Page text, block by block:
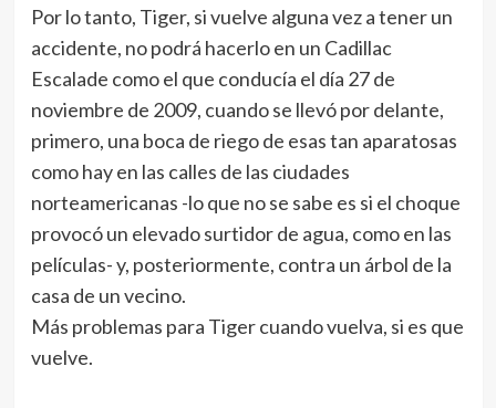
Por lo tanto, Tiger, si vuelve alguna vez a tener un
accidente, no podrá hacerlo en un Cadillac
Escalade como el que conducía el día 27 de
noviembre de 2009, cuando se llevó por delante,
primero, una boca de riego de esas tan aparatosas
como hay en las calles de las ciudades
norteamericanas -lo que no se sabe es si el choque
provocó un elevado surtidor de agua, como en las
películas- y, posteriormente, contra un árbol de la
casa de un vecino.
Más problemas para Tiger cuando vuelva, si es que
vuelve.